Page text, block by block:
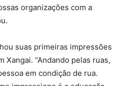
organizações com a
suas primeiras impressões
Xangai. “Andando pelas ruas,
em condição de rua.